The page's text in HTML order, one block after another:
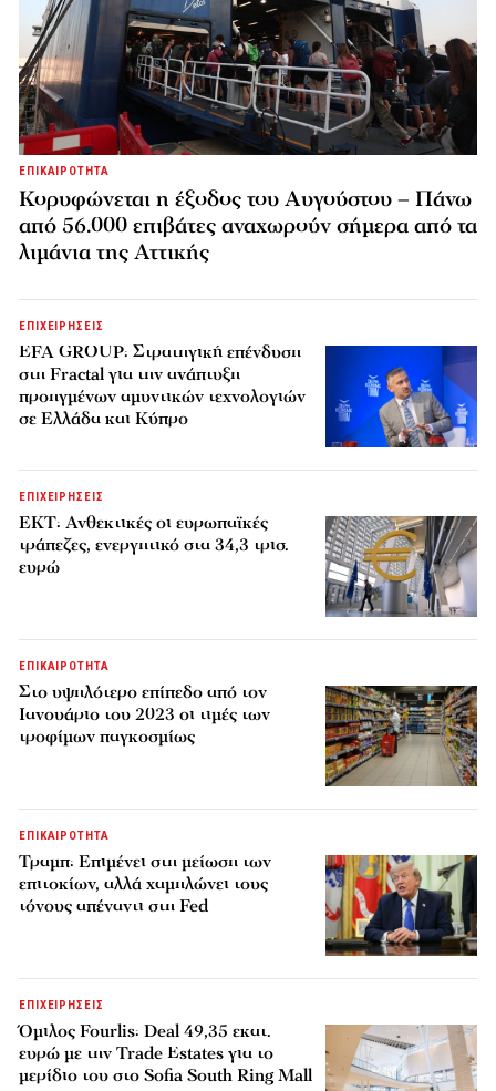
ΕΠΙΚΑΙΡΟΤΗΤΑ
Κορυφώνεται η έξοδος του Αυγούστου – Πάνω
από 56.000 επιβάτες αναχωρούν σήμερα από τα
λιμάνια της Αττικής
ΕΠΙΧΕΙΡΗΣΕΙΣ
EFA GROUP: Στρατηγική επένδυση
στη Fractal για την ανάπτυξη
προηγμένων αμυντικών τεχνολογιών
σε Ελλάδα και Κύπρο
ΕΠΙΧΕΙΡΗΣΕΙΣ
ΕΚΤ: Ανθεκτικές οι ευρωπαϊκές
τράπεζες, ενεργητικό στα 34,3 τρισ.
ευρώ
ΕΠΙΚΑΙΡΟΤΗΤΑ
Στο υψηλότερο επίπεδο από τον
Ιανουάριο του 2023 οι τιμές των
τροφίμων παγκοσμίως
ΕΠΙΚΑΙΡΟΤΗΤΑ
Τραμπ: Επιμένει στη μείωση των
επιτοκίων, αλλά χαμηλώνει τους
τόνους απέναντι στη Fed
ΕΠΙΧΕΙΡΗΣΕΙΣ
Όμιλος Fourlis: Deal 49,35 εκατ.
ευρώ με την Trade Estates για το
μερίδιο του στο Sofia South Ring Mall